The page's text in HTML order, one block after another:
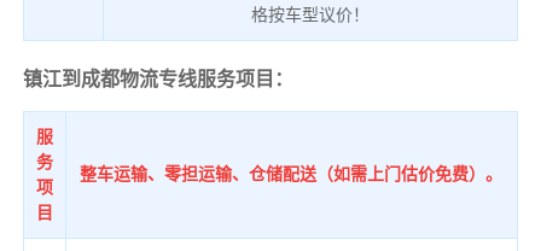
格按车型议价！
镇江到成都物流专线服务项目：
服
务
项
目
整车运输、零担运输、仓储配送（如需上门估价免费）。